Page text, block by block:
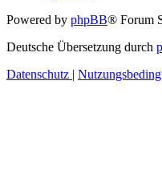
Powered by phpBB® Forum
Deutsche Übersetzung durch
Datenschutz |